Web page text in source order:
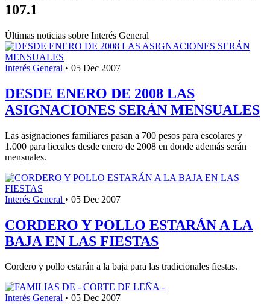
107.1
Últimas noticias sobre Interés General
Interés General • 05 Dec 2007
DESDE ENERO DE 2008 LAS
ASIGNACIONES SERÁN MENSUALES
Las asignaciones familiares pasan a 700 pesos para escolares y
1.000 para liceales desde enero de 2008 en donde además serán
mensuales.
Interés General • 05 Dec 2007
CORDERO Y POLLO ESTARÁN A LA
BAJA EN LAS FIESTAS
Cordero y pollo estarán a la baja para las tradicionales fiestas.
Interés General • 05 Dec 2007